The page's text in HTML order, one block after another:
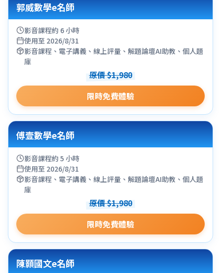
郭威數學e名師
影音課程約 6 小時
使用至 2026/8/31
影音課程、電子講義、線上評量、解題論壇AI助教、個人題
庫
原價 $1,980
限時免費體驗
傅壹數學e名師
影音課程約 5 小時
使用至 2026/8/31
影音課程、電子講義、線上評量、解題論壇AI助教、個人題
庫
原價 $1,980
限時免費體驗
陳顥國文e名師